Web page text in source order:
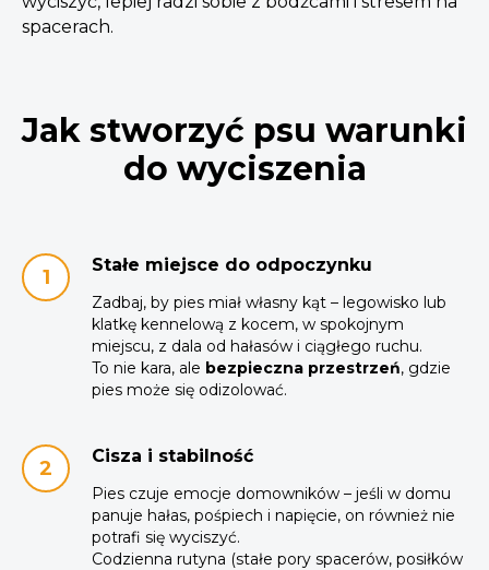
spacerach.
Jak stworzyć psu warunki
do wyciszenia
Stałe miejsce do odpoczynku
Zadbaj, by pies miał własny kąt – legowisko lub
klatkę kennelową z kocem, w spokojnym
miejscu, z dala od hałasów i ciągłego ruchu.
To nie kara, ale bezpieczna przestrzeń, gdzie
pies może się odizolować.
Cisza i stabilność
Pies czuje emocje domowników – jeśli w domu
panuje hałas, pośpiech i napięcie, on również nie
potrafi się wyciszyć.
Codzienna rutyna (stałe pory spacerów, posiłków